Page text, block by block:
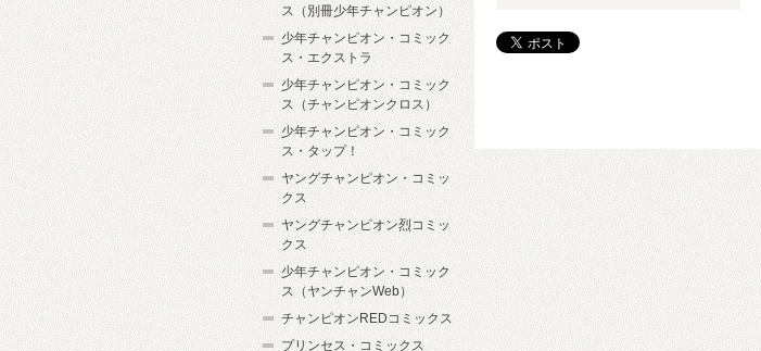
ス（別冊少年チャンピオン）
少年チャンピオン・コミック
ス・エクストラ
少年チャンピオン・コミック
ス（チャンピオンクロス）
少年チャンピオン・コミック
ス・タップ！
ヤングチャンピオン・コミッ
クス
ヤングチャンピオン烈コミッ
クス
少年チャンピオン・コミック
ス（ヤンチャンWeb）
チャンピオンREDコミックス
プリンセス・コミックス